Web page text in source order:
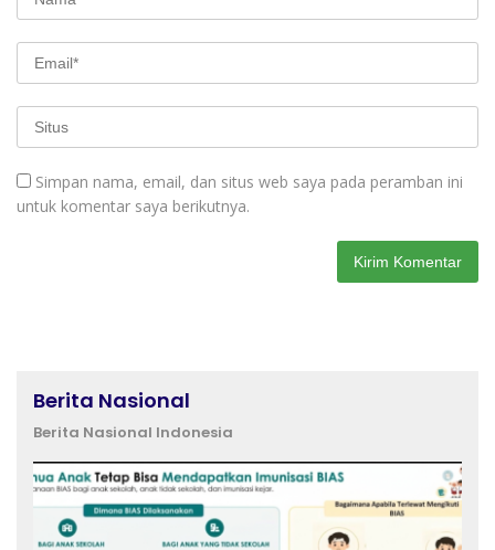
Simpan nama, email, dan situs web saya pada peramban ini
untuk komentar saya berikutnya.
Berita Nasional
Berita Nasional Indonesia